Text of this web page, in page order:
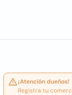
¡Atención dueños!
Registra tu